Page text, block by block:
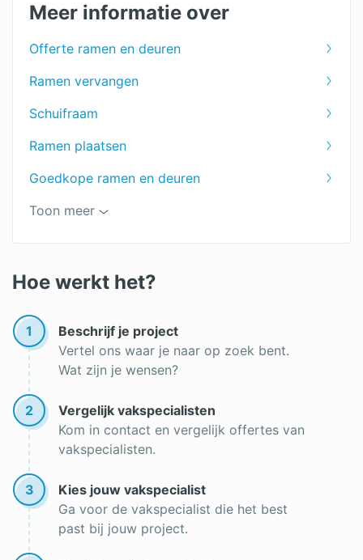
Meer informatie over
Offerte ramen en deuren
Ramen vervangen
Schuifraam
Ramen plaatsen
Goedkope ramen en deuren
Ramen op maat
Prijs van ramen berekenen
Soorten ramen
Toon meer
Hoe werkt het?
1
Beschrijf je project
Vertel ons waar je naar op zoek bent.
Wat zijn je wensen?
2
Vergelijk vakspecialisten
Kom in contact en vergelijk offertes van
vakspecialisten.
3
Kies jouw vakspecialist
Ga voor de vakspecialist die het best
past bij jouw project.